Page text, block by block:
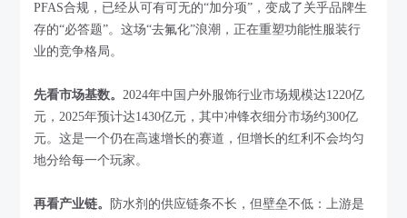
PFAS合规，已经从可有可无的“加分项”，变成了关乎品牌生
存的“必答题”。这场“去氟化”浪潮，正在重塑功能性服装行
业的竞争格局。
先看市场基数。2024年中国户外服饰行业市场规模达1220亿
元，2025年预计达1430亿元，其中冲锋衣细分市场约300亿
元。这是一个仍在高速增长的赛道，但增长的红利不会均匀
地分给每一个玩家。
再看产业链。
防水剂的供应链条不长，但壁垒不低：上游是